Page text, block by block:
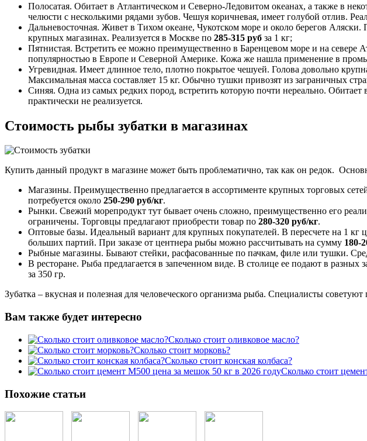
Полосатая. Обитает в Атлантическом и Северно-Ледовитом океанах, а также в
челюсти с несколькими рядами зубов. Чешуя коричневая, имеет голубой отлив.
Дальневосточная. Живет в Тихом океане, Чукотском море и около берегов
крупных магазинах. Реализуется в Москве по 285-315 руб за 1 кг;
Пятнистая. Встретить ее можно преимущественно в Баренцевом море и на севере
популярностью в Европе и Северной Америке. Кожа же нашла применение в
Угревидная. Имеет длинное тело, плотно покрытое чешуей. Голова довольно
Максимальная масса составляет 15 кг. Обычно тушки привозят из заграничных
Синяя. Одна из самых редких пород, встретить которую почти нереально.
практически не реализуется.
Стоимость рыбы зубатки в магазинах
Купить данный продукт в магазине может быть проблематично, так как он редок.
Магазины. Преимущественно предлагается в ассортименте крупных торговых
потребуется около 250-290 руб/кг.
Рынки. Свежий морепродукт тут бывает очень сложно, преимущественно его
ограничены. Торговцы предлагают приобрести товар по 280-320 руб/кг.
Оптовые базы. Идеальный вариант для крупных покупателей. В пересчете на 1
больших партий. При заказе от центнера рыбы можно рассчитывать на сумму 180-
Рыбные магазины. Бывают стейки, расфасованные по пачкам, филе или тушки.
В ресторане. Рыба предлагается в запеченном виде. В столице ее подают в
за 350 гр.
Зубатка – вкусная и полезная для человеческого организма рыба. Специалисты
Вам также будет интересно
Сколько стоит оливковое масло?
Сколько стоит морковь?
Сколько стоит конская колбаса?
Сколько стоит
Похожие статьи